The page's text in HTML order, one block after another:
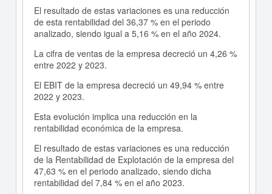
El resultado de estas variaciones es una reducción
de esta rentabilidad del 36,37 % en el periodo
analizado, siendo igual a 5,16 % en el año 2024.
La cifra de ventas de la empresa decreció un 4,26 %
entre 2022 y 2023.
El EBIT de la empresa decreció un 49,94 % entre
2022 y 2023.
Esta evolución implica una reducción en la
rentabilidad económica de la empresa.
El resultado de estas variaciones es una reducción
de la Rentabilidad de Explotación de la empresa del
47,63 % en el periodo analizado, siendo dicha
rentabilidad del 7,84 % en el año 2023.